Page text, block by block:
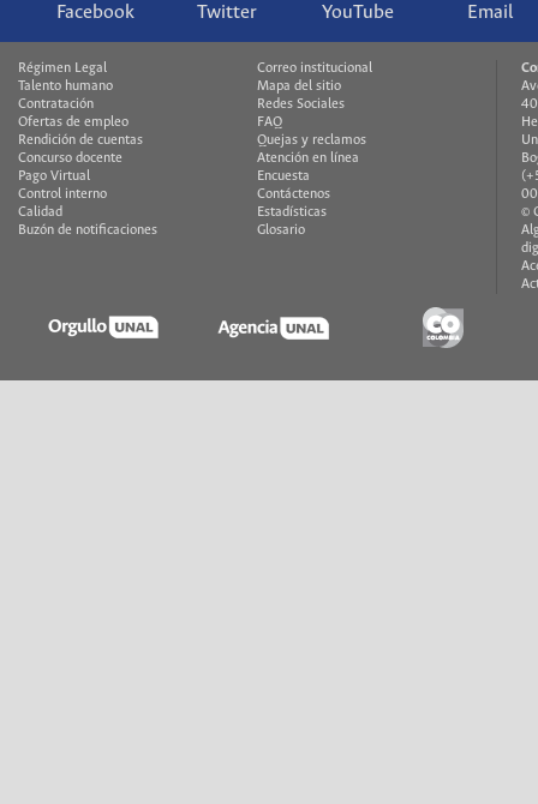
Facebook Twitter YouTube Email
Régimen Legal
Talento humano
Contratación
Ofertas de empleo
Rendición de cuentas
Concurso docente
Pago Virtual
Control interno
Calidad
Buzón de notificaciones
Correo institucional
Mapa del sitio
Redes Sociales
FAQ
Quejas y reclamos
Atención en línea
Encuesta
Contáctenos
Estadísticas
Glosario
©